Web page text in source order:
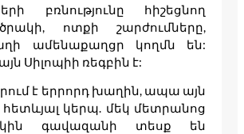
բռնությունը հիշեցնող
ոտքի շարժումները,
ամենաքաղցր կողմն են:
Սիլոպիի ռեգբին է:
է երրորդ խաղին, ապա այն
կերպ. մեկ մետրանոց
գավազանի տեսք են